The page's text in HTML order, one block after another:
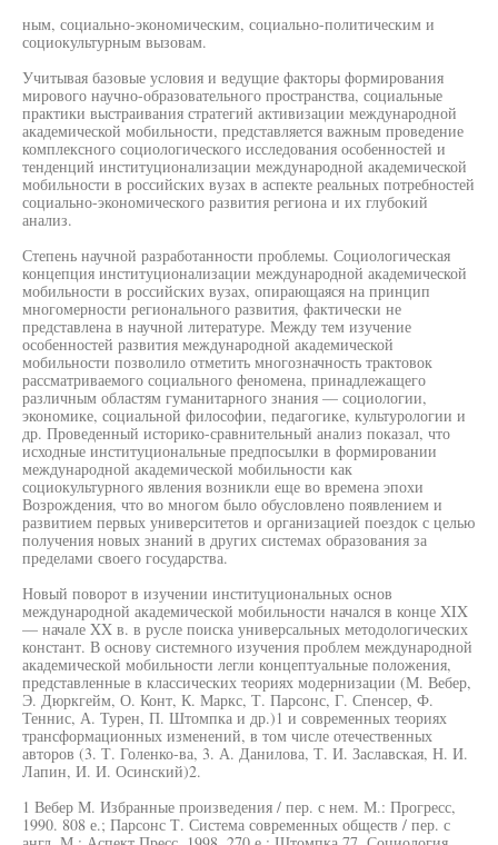
ным, социально-экономическим, социально-политическим и
социокультурным вызовам.
Учитывая базовые условия и ведущие факторы формирования
мирового научно-образовательного пространства, социальные
практики выстраивания стратегий активизации международной
академической мобильности, представляется важным проведение
комплексного социологического исследования особенностей и
тенденций институционализации международной академической
мобильности в российских вузах в аспекте реальных потребностей
социально-экономического развития региона и их глубокий
анализ.
Степень научной разработанности проблемы. Социологическая
концепция институционализации международной академической
мобильности в российских вузах, опирающаяся на принцип
многомерности регионального развития, фактически не
представлена в научной литературе. Между тем изучение
особенностей развития международной академической
мобильности позволило отметить многозначность трактовок
рассматриваемого социального феномена, принадлежащего
различным областям гуманитарного знания — социологии,
экономике, социальной философии, педагогике, культурологии и
др. Проведенный историко-сравнительный анализ показал, что
исходные институциональные предпосылки в формировании
международной академической мобильности как
социокультурного явления возникли еще во времена эпохи
Возрождения, что во многом было обусловлено появлением и
развитием первых университетов и организацией поездок с целью
получения новых знаний в других системах образования за
пределами своего государства.
Новый поворот в изучении институциональных основ
международной академической мобильности начался в конце XIX
— начале XX в. в русле поиска универсальных методологических
констант. В основу системного изучения проблем международной
академической мобильности легли концептуальные положения,
представленные в классических теориях модернизации (М. Вебер,
Э. Дюркгейм, О. Конт, К. Маркс, Т. Парсонс, Г. Спенсер, Ф.
Теннис, А. Турен, П. Штомпка и др.)1 и современных теориях
трансформационных изменений, в том числе отечественных
авторов (3. Т. Голенко-ва, 3. А. Данилова, Т. И. Заславская, Н. И.
Лапин, И. И. Осинский)2.
1 Вебер М. Избранные произведения / пер. с нем. М.: Прогресс,
1990. 808 е.; Парсонс Т. Система современных обществ / пер. с